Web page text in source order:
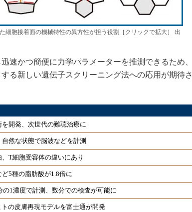
細胞接着面の機械特性の異方性が担う役割［クリックで拡大］ 出
速かつ簡便に力学パラメーターを推測できるため、
る新しい遺伝子スクリーニング法への応用が期待さ
開発、次世代の難聴治療に
然な状態で脳波などを計測
T細胞受容体の違いにあり
5種の脂肪酸が1.8倍に
1濃度で計測、数分での検査が可能に
の皮膚再現モデルを富士通が開発